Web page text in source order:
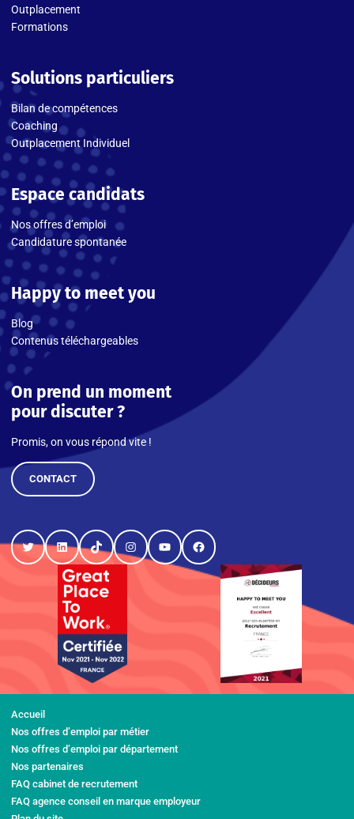
Outplacement
Formations
Solutions particuliers
Bilan de compétences
Coaching
Outplacement Individuel
Espace candidats
Nos offres d’emploi
Candidature spontanée
Happy to meet you
Blog
Contenus téléchargeables
On prend un moment
pour discuter ?
Promis, on vous répond vite !
CONTACT
TwitterLinkedInTikTokInstagram
YouTubeFacebook
Accueil
Nos offres d’emploi par métier
Nos offres d’emploi par département
Nos partenaires
FAQ cabinet de recrutement
FAQ agence conseil en marque employeur